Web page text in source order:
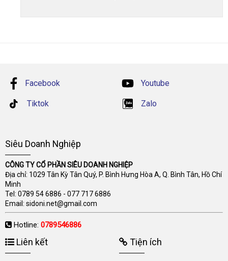
Facebook Youtube
Tiktok Zalo
Siêu Doanh Nghiệp
CÔNG TY CỔ PHẦN SIÊU DOANH NGHIỆP
Địa chỉ: 1029 Tân Kỳ Tân Quý, P. Bình Hưng Hòa A, Q. Bình Tân, Hồ Chí
Minh
Tel: 0789 54 6886 - 077 717 6886
Email: sidoni.net@gmail.com
Hotline: 0789546886
Liên kết Tiện ích